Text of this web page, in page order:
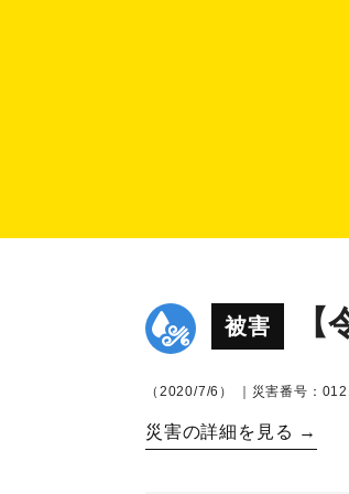
被害
（2020/7/6） ｜災害番号：
災害の詳細を見る →